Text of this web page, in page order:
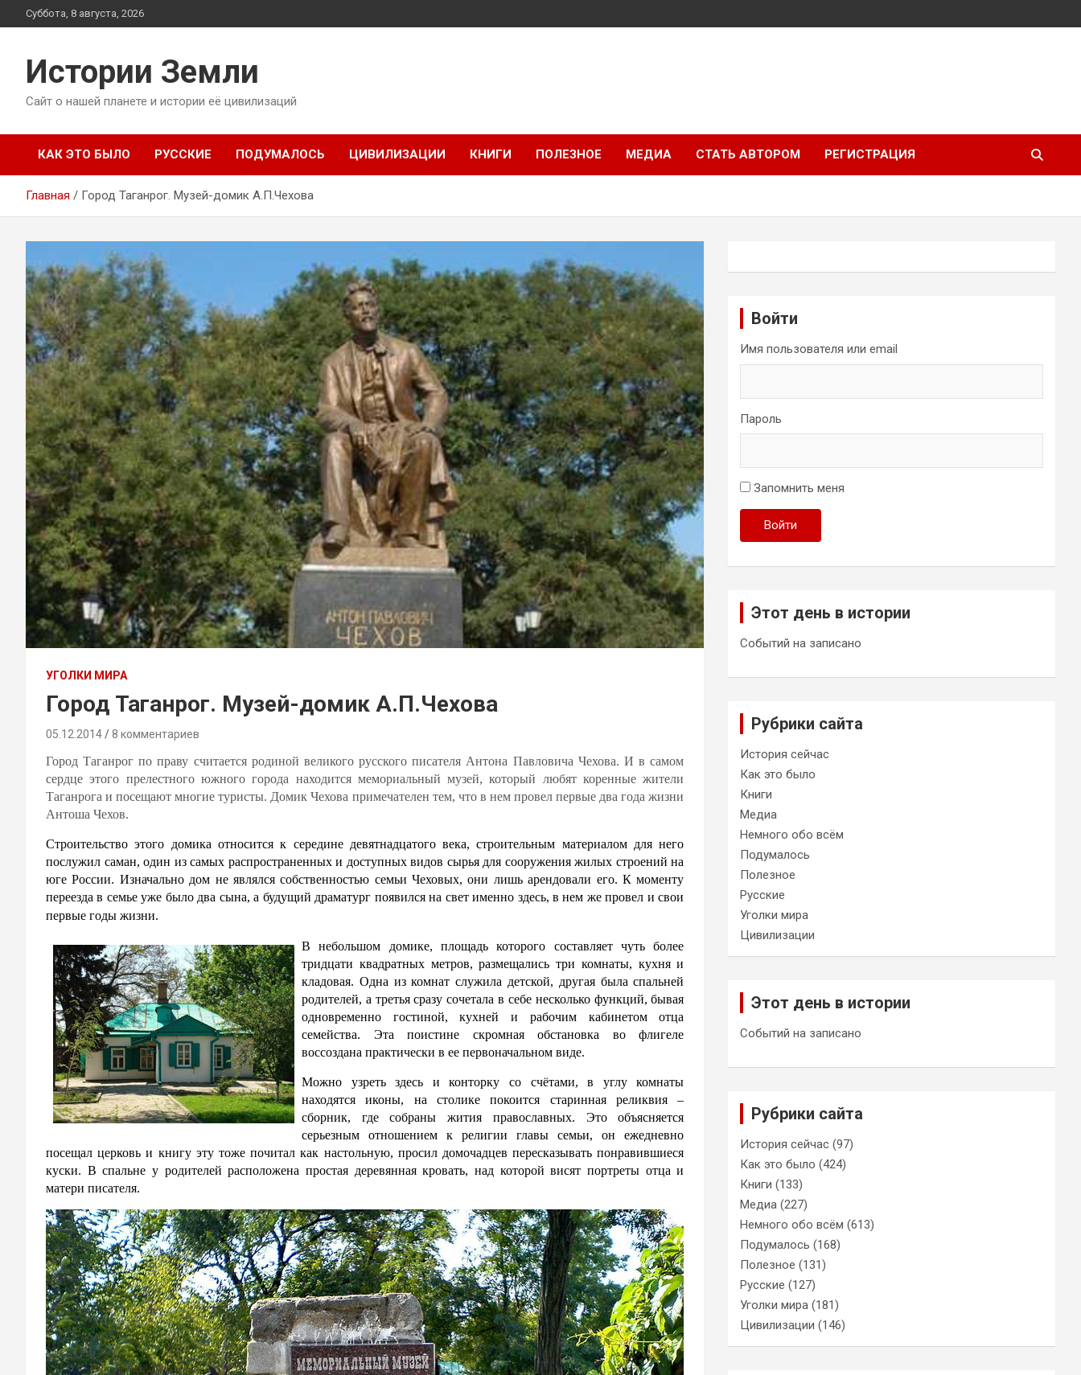
Перейти
к
Суббота, 8 августа, 2026
Истории Земли
Сайт о нашей планете и истории её цивилизаций
КАК ЭТО БЫЛО РУССКИЕ ПОДУМАЛОСЬ ЦИВИЛИЗАЦИИ КНИГИ ПОЛЕЗНОЕ МЕДИА СТАТЬ АВТОРОМ РЕГИСТРАЦИЯ
Главная Город Таганрог. Музей-домик А.П.Чехова
УГОЛКИ МИРА
Город Таганрог. Музей-домик А.П.Чехова
05.12.2014 8 комментариев
Город Таганрог по праву считается родиной великого русского писателя Антона Павловича Чехова. И в самом
сердце этого прелестного южного города находится мемориальный музей, который любят коренные жители
Таганрога и посещают многие туристы. Домик Чехова примечателен тем, что в нем провел первые два года жизни
Антоша Чехов.
Строительство этого домика относится к середине девятнадцатого века, строительным материалом для него
послужил саман, один из самых распространенных и доступных видов сырья для сооружения жилых строений на
юге России. Изначально дом не являлся собственностью семьи Чеховых, они лишь арендовали его. К моменту
переезда в семье уже было два сына, а будущий драматург появился на свет именно здесь, в нем же провел и свои
первые годы жизни.
В небольшом домике, площадь которого составляет чуть более
тридцати квадратных метров, размещались три комнаты, кухня и
кладовая. Одна из комнат служила детской, другая была спальней
родителей, а третья сразу сочетала в себе несколько функций, бывая
одновременно гостиной, кухней и рабочим кабинетом отца
семейства. Эта поистине скромная обстановка во флигеле
воссоздана практически в ее первоначальном виде.
Можно узреть здесь и конторку со счётами, в углу комнаты
находятся иконы, на столике покоится старинная реликвия –
сборник, где собраны жития православных. Это объясняется
серьезным отношением к религии главы семьи, он ежедневно
посещал церковь и книгу эту тоже почитал как настольную, просил домочадцев пересказывать понравившиеся
куски. В спальне у родителей расположена простая деревянная кровать, над которой висят портреты отца и
матери писателя.
Войти
Имя пользователя или email
Пароль
Запомнить меня
Войти
Этот день в истории
Событий на записано
Рубрики сайта
История сейчас
Как это было
Книги
Медиа
Немного обо всём
Подумалось
Полезное
Русские
Уголки мира
Цивилизации
Этот день в истории
Событий на записано
Рубрики сайта
История сейчас (97)
Как это было (424)
Книги (133)
Медиа (227)
Немного обо всём (613)
Подумалось (168)
Полезное (131)
Русские (127)
Уголки мира (181)
Цивилизации (146)